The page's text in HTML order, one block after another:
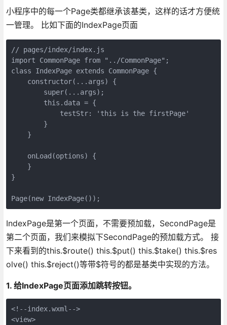
小程序中的每一个Page类都继承该基类，这样的话才方便统
一管理。 比如下面的IndexPage页面
// pages/index/index.js
import CommonPage from "../CommonPage";
class IndexPage extends CommonPage {
    constructor(...args) {
        super(...args);
        this.data = {
            testStr: 'this is the firstPage'
        }
    }
    onLoad(options) {
    }
}
IndexPage是第一个页面，不需要预加载，SecondPage是
第二个页面，我们来模拟下SecondPage的预加载方式。 接
下来看到的this.$route() this.$put() this.$take() this.$res
olve() this.$reject()等带$符号的都是基类中实现的方法。
1. 给IndexPage页面添加跳转按钮。
<!--index.wxml-->
<view>